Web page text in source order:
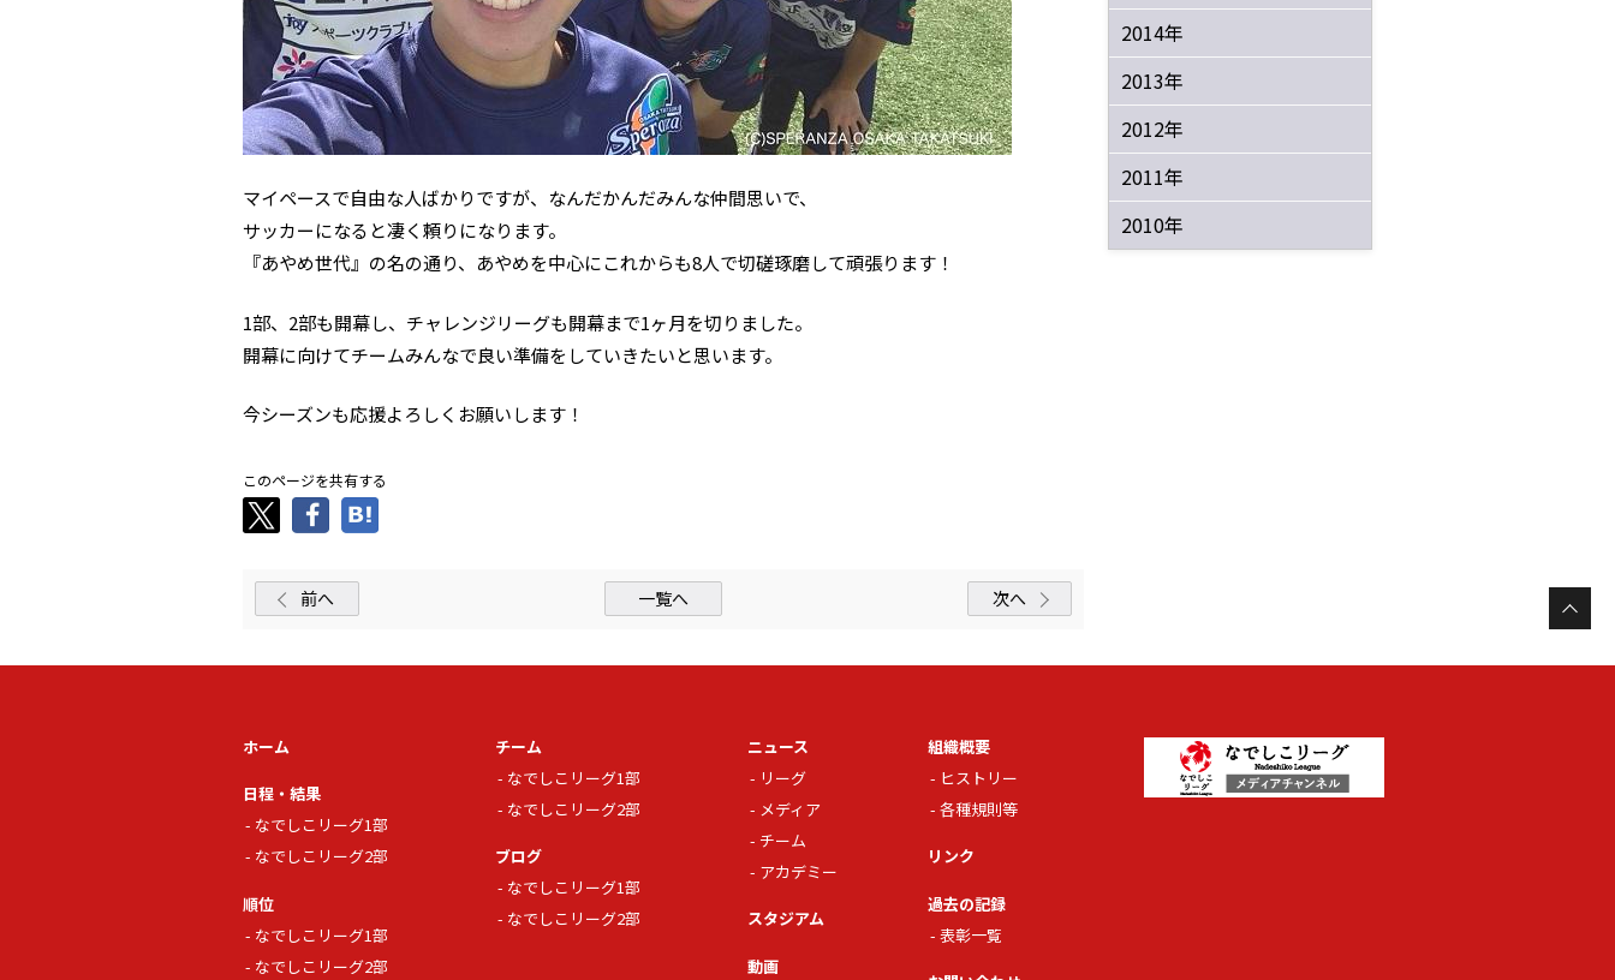
マイペースで自由な人ばかりですが、なんだかんだみんな仲間思いで、
サッカーになると凄く頼りになります。
『あやめ世代』の名の通り、あやめを中心にこれからも8人で切磋琢磨して頑張ります！
1部、2部も開幕し、チャレンジリーグも開幕まで1ヶ月を切りました。
開幕に向けてチームみんなで良い準備をしていきたいと思います。
今シーズンも応援よろしくお願いします！
このページを共有する
前へ 一覧へ 次へ
2014年
2013年
2012年
2011年
2010年
ホーム
日程・結果
なでしこリーグ1部
なでしこリーグ2部
順位
なでしこリーグ1部
なでしこリーグ2部
チーム
なでしこリーグ1部
なでしこリーグ2部
ブログ
なでしこリーグ1部
なでしこリーグ2部
ニュース
リーグ
メディア
チーム
アカデミー
スタジアム
動画
組織概要
ヒストリー
各種規則等
リンク
過去の記録
表彰一覧